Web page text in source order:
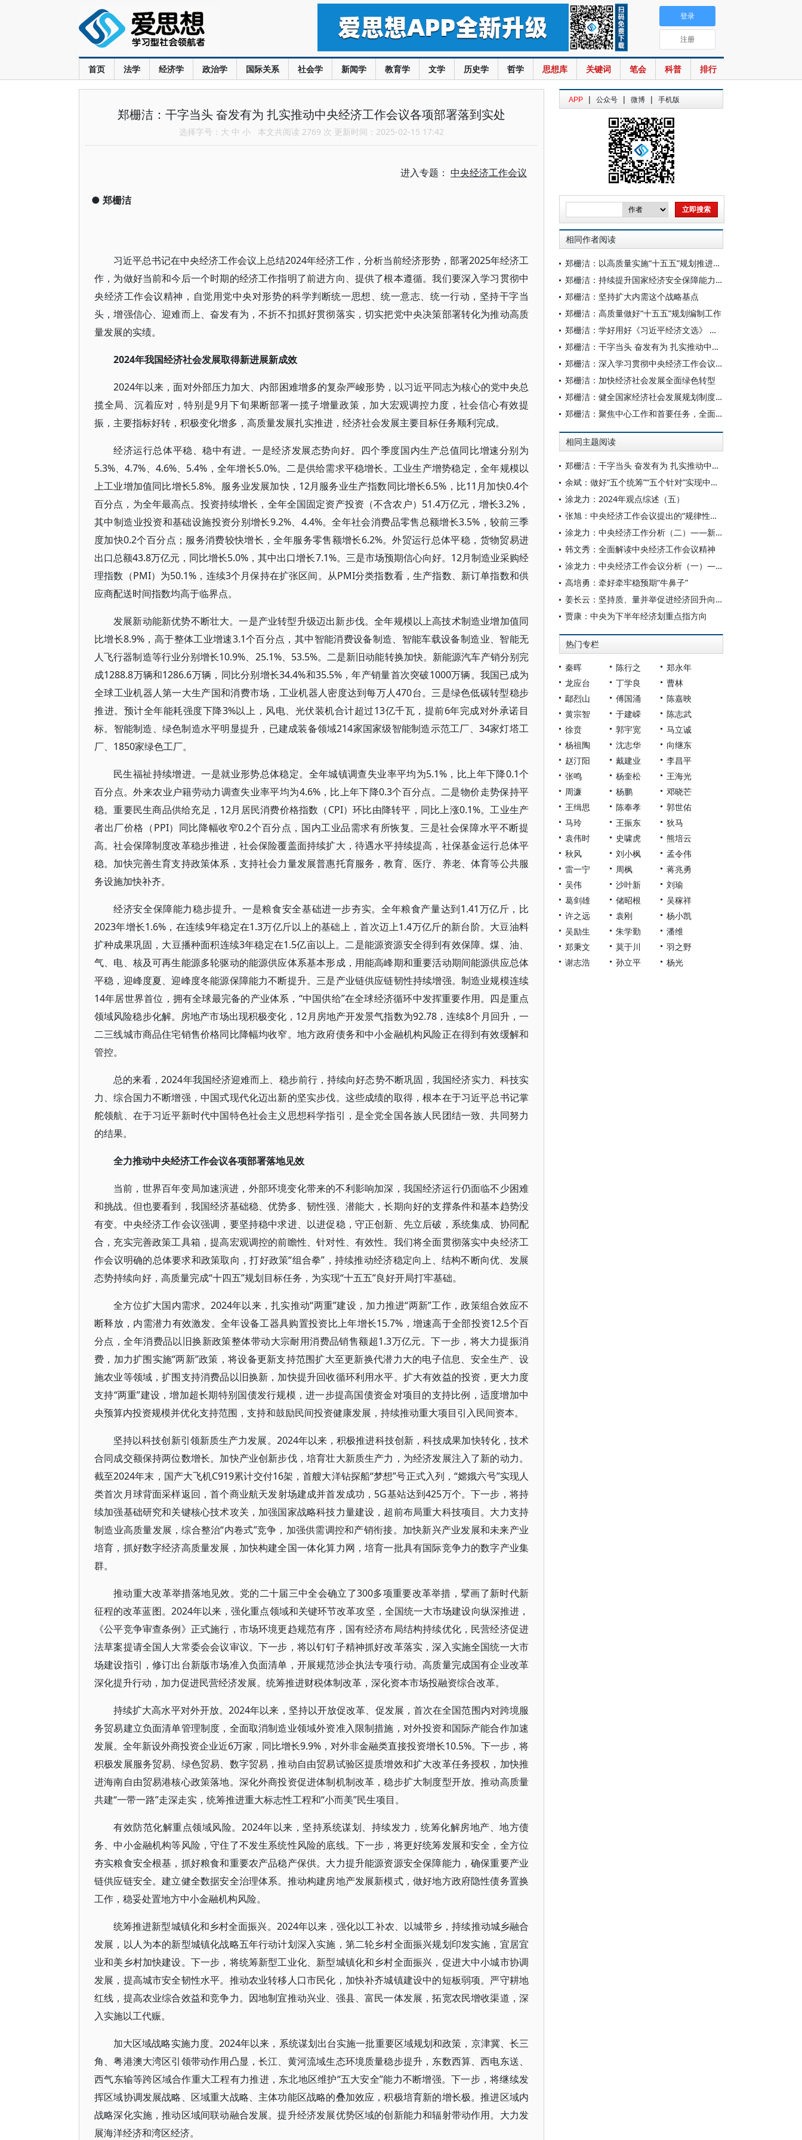
首页 法学 经济学 政治学 国际关系 社会学 新闻学 教育学 文学 历史学 哲学 思想库 关键词 笔会 科普 排行
登录
注册
郑栅洁：干字当头 奋发有为 扎实推动中央经济工作会议各项部署落到实处
选择字号： 大 中 小 本文共阅读 2769 次 更新时间：2025-02-15 17:42
进入专题： 中央经济工作会议
● 郑栅洁
习近平总书记在中央经济工作会议上总结2024年经济工作，分析当前经济形势，部署2025年经济工
作，为做好当前和今后一个时期的经济工作指明了前进方向、提供了根本遵循。我们要深入学习贯彻中
央经济工作会议精神，自觉用党中央对形势的科学判断统一思想、统一意志、统一行动，坚持干字当
头，增强信心、迎难而上、奋发有为，不折不扣抓好贯彻落实，切实把党中央决策部署转化为推动高质
量发展的实绩。
2024年我国经济社会发展取得新进展新成效
2024年以来，面对外部压力加大、内部困难增多的复杂严峻形势，以习近平同志为核心的党中央总
揽全局、沉着应对，特别是9月下旬果断部署一揽子增量政策，加大宏观调控力度，社会信心有效提
振，主要指标好转，积极变化增多，高质量发展扎实推进，经济社会发展主要目标任务顺利完成。
经济运行总体平稳、稳中有进。一是经济发展态势向好。四个季度国内生产总值同比增速分别为
5.3%、4.7%、4.6%、5.4%，全年增长5.0%。二是供给需求平稳增长。工业生产增势稳定，全年规模以
上工业增加值同比增长5.8%。服务业发展加快，12月服务业生产指数同比增长6.5%，比11月加快0.4个
百分点，为全年最高点。投资持续增长，全年全国固定资产投资（不含农户）51.4万亿元，增长3.2%，
其中制造业投资和基础设施投资分别增长9.2%、4.4%。全年社会消费品零售总额增长3.5%，较前三季
度加快0.2个百分点；服务消费较快增长，全年服务零售额增长6.2%。外贸运行总体平稳，货物贸易进
出口总额43.8万亿元，同比增长5.0%，其中出口增长7.1%。三是市场预期信心向好。12月制造业采购经
理指数（PMI）为50.1%，连续3个月保持在扩张区间。从PMI分类指数看，生产指数、新订单指数和供
应商配送时间指数均高于临界点。
发展新动能新优势不断壮大。一是产业转型升级迈出新步伐。全年规模以上高技术制造业增加值同
比增长8.9%，高于整体工业增速3.1个百分点，其中智能消费设备制造、智能车载设备制造业、智能无
人飞行器制造等行业分别增长10.9%、25.1%、53.5%。二是新旧动能转换加快。新能源汽车产销分别完
成1288.8万辆和1286.6万辆，同比分别增长34.4%和35.5%，年产销量首次突破1000万辆。我国已成为
全球工业机器人第一大生产国和消费市场，工业机器人密度达到每万人470台。三是绿色低碳转型稳步
推进。预计全年能耗强度下降3%以上，风电、光伏装机合计超过13亿千瓦，提前6年完成对外承诺目
标。智能制造、绿色制造水平明显提升，已建成装备领域214家国家级智能制造示范工厂、34家灯塔工
厂、1850家绿色工厂。
民生福祉持续增进。一是就业形势总体稳定。全年城镇调查失业率平均为5.1%，比上年下降0.1个
百分点。外来农业户籍劳动力调查失业率平均为4.6%，比上年下降0.3个百分点。二是物价走势保持平
稳。重要民生商品供给充足，12月居民消费价格指数（CPI）环比由降转平，同比上涨0.1%。工业生产
者出厂价格（PPI）同比降幅收窄0.2个百分点，国内工业品需求有所恢复。三是社会保障水平不断提
高。社会保障制度改革稳步推进，社会保险覆盖面持续扩大，待遇水平持续提高，社保基金运行总体平
稳。加快完善生育支持政策体系，支持社会力量发展普惠托育服务，教育、医疗、养老、体育等公共服
务设施加快补齐。
经济安全保障能力稳步提升。一是粮食安全基础进一步夯实。全年粮食产量达到1.41万亿斤，比
2023年增长1.6%，在连续9年稳定在1.3万亿斤以上的基础上，首次迈上1.4万亿斤的新台阶。大豆油料
扩种成果巩固，大豆播种面积连续3年稳定在1.5亿亩以上。二是能源资源安全得到有效保障。煤、油、
气、电、核及可再生能源多轮驱动的能源供应体系基本形成，用能高峰期和重要活动期间能源供应总体
平稳，迎峰度夏、迎峰度冬能源保障能力不断提升。三是产业链供应链韧性持续增强。制造业规模连续
14年居世界首位，拥有全球最完备的产业体系，“中国供给”在全球经济循环中发挥重要作用。四是重点
领域风险稳步化解。房地产市场出现积极变化，12月房地产开发景气指数为92.78，连续8个月回升，一
二三线城市商品住宅销售价格同比降幅均收窄。地方政府债务和中小金融机构风险正在得到有效缓解和
管控。
总的来看，2024年我国经济迎难而上、稳步前行，持续向好态势不断巩固，我国经济实力、科技实
力、综合国力不断增强，中国式现代化迈出新的坚实步伐。这些成绩的取得，根本在于习近平总书记掌
舵领航、在于习近平新时代中国特色社会主义思想科学指引，是全党全国各族人民团结一致、共同努力
的结果。
全力推动中央经济工作会议各项部署落地见效
当前，世界百年变局加速演进，外部环境变化带来的不利影响加深，我国经济运行仍面临不少困难
和挑战。但也要看到，我国经济基础稳、优势多、韧性强、潜能大，长期向好的支撑条件和基本趋势没
有变。中央经济工作会议强调，要坚持稳中求进、以进促稳，守正创新、先立后破，系统集成、协同配
合，充实完善政策工具箱，提高宏观调控的前瞻性、针对性、有效性。我们将全面贯彻落实中央经济工
作会议明确的总体要求和政策取向，打好政策“组合拳”，持续推动经济稳定向上、结构不断向优、发展
态势持续向好，高质量完成“十四五”规划目标任务，为实现“十五五”良好开局打牢基础。
全方位扩大国内需求。2024年以来，扎实推动“两重”建设，加力推进“两新”工作，政策组合效应不
断释放，内需潜力有效激发。全年设备工器具购置投资比上年增长15.7%，增速高于全部投资12.5个百
分点，全年消费品以旧换新政策整体带动大宗耐用消费品销售额超1.3万亿元。下一步，将大力提振消
费，加力扩围实施“两新”政策，将设备更新支持范围扩大至更新换代潜力大的电子信息、安全生产、设
施农业等领域，扩围支持消费品以旧换新，加快提升回收循环利用水平。扩大有效益的投资，更大力度
支持“两重”建设，增加超长期特别国债发行规模，进一步提高国债资金对项目的支持比例，适度增加中
央预算内投资规模并优化支持范围，支持和鼓励民间投资健康发展，持续推动重大项目引入民间资本。
坚持以科技创新引领新质生产力发展。2024年以来，积极推进科技创新，科技成果加快转化，技术
合同成交额保持两位数增长。加快产业创新步伐，培育壮大新质生产力，为经济发展注入了新的动力。
截至2024年末，国产大飞机C919累计交付16架，首艘大洋钻探船“梦想”号正式入列，“嫦娥六号”实现人
类首次月球背面采样返回，首个商业航天发射场建成并首发成功，5G基站达到425万个。下一步，将持
续加强基础研究和关键核心技术攻关，加强国家战略科技力量建设，超前布局重大科技项目。大力支持
制造业高质量发展，综合整治“内卷式”竞争，加强供需调控和产销衔接。加快新兴产业发展和未来产业
培育，抓好数字经济高质量发展，加快构建全国一体化算力网，培育一批具有国际竞争力的数字产业集
群。
推动重大改革举措落地见效。党的二十届三中全会确立了300多项重要改革举措，擘画了新时代新
征程的改革蓝图。2024年以来，强化重点领域和关键环节改革攻坚，全国统一大市场建设向纵深推进，
《公平竞争审查条例》正式施行，市场环境更趋规范有序，国有经济布局结构持续优化，民营经济促进
法草案提请全国人大常委会会议审议。下一步，将以钉钉子精神抓好改革落实，深入实施全国统一大市
场建设指引，修订出台新版市场准入负面清单，开展规范涉企执法专项行动。高质量完成国有企业改革
深化提升行动，加力促进民营经济发展。统筹推进财税体制改革，深化资本市场投融资综合改革。
持续扩大高水平对外开放。2024年以来，坚持以开放促改革、促发展，首次在全国范围内对跨境服
务贸易建立负面清单管理制度，全面取消制造业领域外资准入限制措施，对外投资和国际产能合作加速
发展。全年新设外商投资企业近6万家，同比增长9.9%，对外非金融类直接投资增长10.5%。下一步，将
积极发展服务贸易、绿色贸易、数字贸易，推动自由贸易试验区提质增效和扩大改革任务授权，加快推
进海南自由贸易港核心政策落地。深化外商投资促进体制机制改革，稳步扩大制度型开放。推动高质量
共建“一带一路”走深走实，统筹推进重大标志性工程和“小而美”民生项目。
有效防范化解重点领域风险。2024年以来，坚持系统谋划、持续发力，统筹化解房地产、地方债
务、中小金融机构等风险，守住了不发生系统性风险的底线。下一步，将更好统筹发展和安全，全方位
夯实粮食安全根基，抓好粮食和重要农产品稳产保供。大力提升能源资源安全保障能力，确保重要产业
链供应链安全。建立健全数据安全治理体系。推动构建房地产发展新模式，做好地方政府隐性债务置换
工作，稳妥处置地方中小金融机构风险。
统筹推进新型城镇化和乡村全面振兴。2024年以来，强化以工补农、以城带乡，持续推动城乡融合
发展，以人为本的新型城镇化战略五年行动计划深入实施，第二轮乡村全面振兴规划印发实施，宜居宜
业和美乡村加快建设。下一步，将统筹新型工业化、新型城镇化和乡村全面振兴，促进大中小城市协调
发展，提高城市安全韧性水平。推动农业转移人口市民化，加快补齐城镇建设中的短板弱项。严守耕地
红线，提高农业综合效益和竞争力。因地制宜推动兴业、强县、富民一体发展，拓宽农民增收渠道，深
入实施以工代赈。
加大区域战略实施力度。2024年以来，系统谋划出台实施一批重要区域规划和政策，京津冀、长三
角、粤港澳大湾区引领带动作用凸显，长江、黄河流域生态环境质量稳步提升，东数西算、西电东送、
西气东输等跨区域合作重大工程有力推进，东北地区维护“五大安全”能力不断增强。下一步，将继续发
挥区域协调发展战略、区域重大战略、主体功能区战略的叠加效应，积极培育新的增长极。推进区域内
战略深化实施，推动区域间联动融合发展。提升经济发展优势区域的创新能力和辐射带动作用。大力发
展海洋经济和湾区经济。
APP | 公众号 | 微博 | 手机版
相同作者阅读
郑栅洁：以高质量实施“十五五”规划推进中国式现代化建设
郑栅洁：持续提升国家经济安全保障能力 以新安全格局保障新发展格局
郑栅洁：坚持扩大内需这个战略基点
郑栅洁：高质量做好“十五五”规划编制工作
郑栅洁：学好用好《习近平经济文选》 扎实推动高质量发展
郑栅洁：干字当头 奋发有为 扎实推动中央经济工作会议各项部署落到实处
郑栅洁：深入学习贯彻中央经济工作会议精神 凝心聚力推动经济持续回升向好
郑栅洁：加快经济社会发展全面绿色转型
郑栅洁：健全国家经济社会发展规划制度体系
郑栅洁：聚焦中心工作和首要任务，全面推进中国式现代化建设
相同主题阅读
郑栅洁：干字当头 奋发有为 扎实推动中央经济工作会议各项部署落到实处
余斌：做好“五个统筹”“五个针对”实现中国经济新飞跃
涂龙力：2024年观点综述（五）
张旭：中央经济工作会议提出的“规律性认识”，具体指什么？有何深意？
涂龙力：中央经济工作分析（二）——新一轮财税体制改革从“谋划”到“推进”
韩文秀：全面解读中央经济工作会议精神
涂龙力：中央经济工作会议分析（一）——中经会的前提准备
高培勇：牵好牵牢稳预期“牛鼻子”
姜长云：坚持质、量并举促进经济回升向好
贾康：中央为下半年经济划重点指方向
热门专栏
秦晖 陈行之
郑永年
龙应台
丁学良
曹林
鄢烈山
傅国涌
陈嘉映
黄宗智
于建嵘
陈志武
徐贲
郭宇宽
马立诚
杨祖陶
沈志华
向继东
赵汀阳
戴建业
李昌平
张鸣
杨奎松
王海光
周濂
杨鹏
邓晓芒
王缉思
陈奉孝
郭世佑
马玲
王振东
狄马
袁伟时
史啸虎
熊培云
秋风
刘小枫
孟令伟
雷一宁
周枫
蒋兆勇
吴伟
沙叶新
刘瑜
葛剑雄
储昭根
吴稼祥
许之远
袁刚
杨小凯
吴励生
朱学勤
潘维
郑秉文
莫于川
羽之野
谢志浩
孙立平 杨光